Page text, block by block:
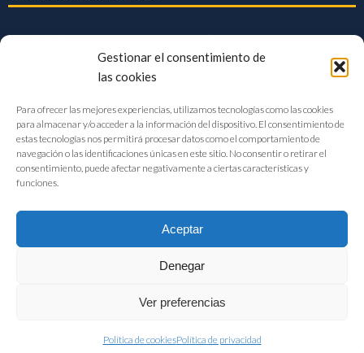
Gestionar el consentimiento de
las cookies
Para ofrecer las mejores experiencias, utilizamos tecnologías como las cookies
para almacenar y/o acceder a la información del dispositivo. El consentimiento de
estas tecnologías nos permitirá procesar datos como el comportamiento de
navegación o las identificaciones únicas en este sitio. No consentir o retirar el
consentimiento, puede afectar negativamente a ciertas características y
funciones.
Aceptar
Denegar
Ver preferencias
Política de cookiesPolítica de privacidad
FIAB Federación Española de Industrias de la Alimentación y Bebidas